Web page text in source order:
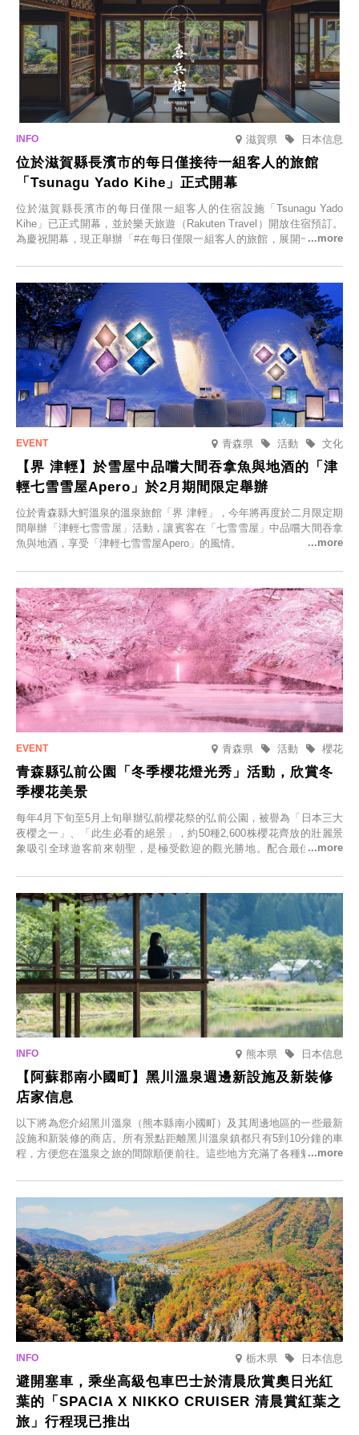
滋賀県 日本信息
位於滋賀縣長濱市的每日僅接待一組客人的旅館
「Tsunagu Yado Kihe」正式開幕
位於滋賀縣長濱市的每日僅限一組客人的住宿設施「Tsunagu Yado
Kihe」已正式開幕，並於樂天旅遊（Rakuten Travel）開放住宿預訂。
為慶祝開幕，現正舉辦「#在每日僅限一組客人的旅館，展開一生一次
人的旅館，您才能在此與重要的人共度獨一無二的特別時光。
青森県 文化
活動
【界 津輕】於雪屋中品嚐大間吞拿魚與地酒的「津
輕七雪雪屋Apero」於2月期間限定舉辦
位於青森縣大鰐溫泉的溫泉旅館「界 津輕」，今年將再度於二月限定期
間舉辦「津輕七雪雪屋」活動，讓賓客在「七雪雪屋」中品嚐大間吞拿
魚與地酒，享受「津輕七雪雪屋Apero」的風情。
青森県 櫻花
活動
青森縣弘前公園「冬季櫻花燈光秀」活動，欣賞冬
季櫻花美景
每年4月下旬至5月上旬舉辦弘前櫻花祭的弘前公園，被譽為「日本三大
夜櫻之一」、「此生必看的絕景」，約50種2,600株櫻花齊放的壯麗景
象吸引全球遊客前來朝聖，是極受歡迎的觀光勝地。配合最佳觀雪時
「冬季櫻花燈光秀」。
熊本県 日本信息
【阿蘇郡南小國町】黑川溫泉週邊新設施及新裝修
店家信息
以下將為您介紹黑川溫泉（熊本縣南小國町）及其周邊地區的一些最新
設施和新裝修的商店。所有景點距離黑川溫泉鎮都只有5到10分鐘的車
程，方便您在溫泉之旅的間隙順便前往。這些地方充滿了各種魅力，包
食材的餐廳。讓您體驗黑川溫泉的全新樂趣。
栃木県 日本信息
避開塞車，乘坐高級包車巴士於清晨欣賞奧日光紅
葉的「SPACIA X NIKKO CRUISER 清晨賞紅葉之
旅」行程現已推出